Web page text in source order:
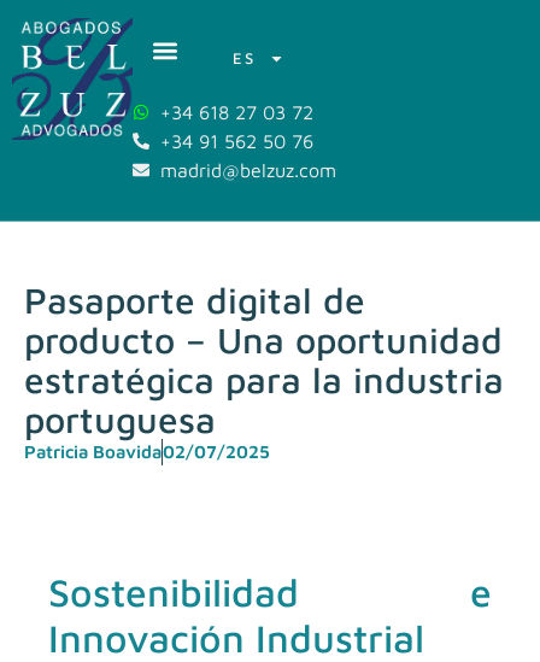
ES
+34 618 27 03 72
+34 91 562 50 76
madrid@belzuz.com
Pasaporte digital de
producto – Una oportunidad
estratégica para la industria
portuguesa
Patricia Boavida02/07/2025
Sostenibilidad e
Innovación Industrial